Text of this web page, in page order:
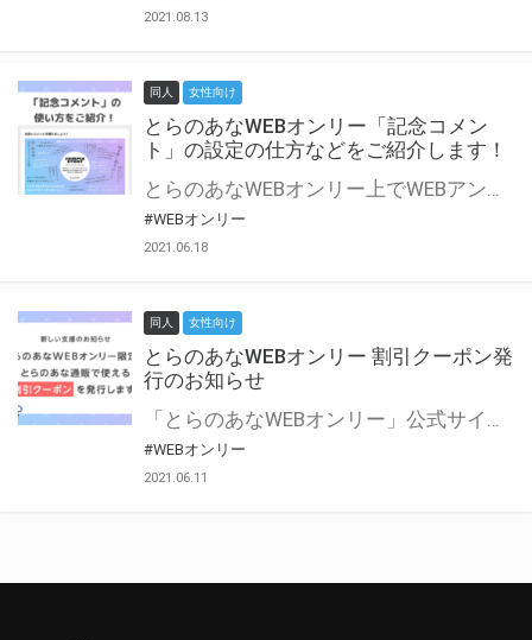
2021.08.13
同人 女性向け
とらのあなWEBオンリー「記念コメン
ト」の設定の仕方などをご紹介します！
とらのあなWEBオンリー上でWEBアンソロジーが作成できる「記念コメント」について、その使い方や作成手順を解説します！ 支援タイプを「サークル参加型」「サークル参加型・マルシェ(イベント会場)機能付き」でお申し込みいただいている主催者様はぜひご活用ください♪ とらのあなWEBオンリーサイトはこちら
#WEBオンリー
2021.06.18
同人 女性向け
とらのあなWEBオンリー 割引クーポン発
行のお知らせ
「とらのあなWEBオンリー」公式サイトでとらのあな通販の「割引クーポン」を配布中！ イベントごとに開催当日限定で使える割引クーポンのシリアルコードを発行します。 とらのあなWEBオンリーのページをチェックして、イベント当日にお得にお買い物を楽しみましょう♪ ※本キャンペーンは予告なく終了する場合がございます。 とらのあなWEBオンリーサイトはこちら
#WEBオンリー
2021.06.11